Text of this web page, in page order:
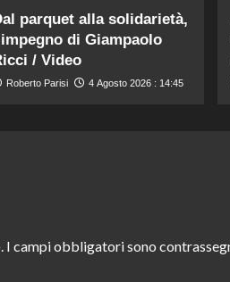
parquet alla solidarietà,
di Giampaolo
/ Video
Roberto Parisi 4 Agosto 2026 : 14:45
I campi obbligatori sono